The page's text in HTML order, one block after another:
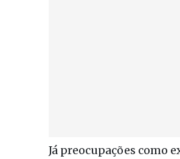
Já preocupações como